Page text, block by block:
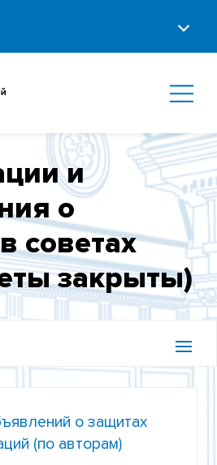
и
о
советах
закрыты)
КОМИТЕТ
о защитах
(по авторам)